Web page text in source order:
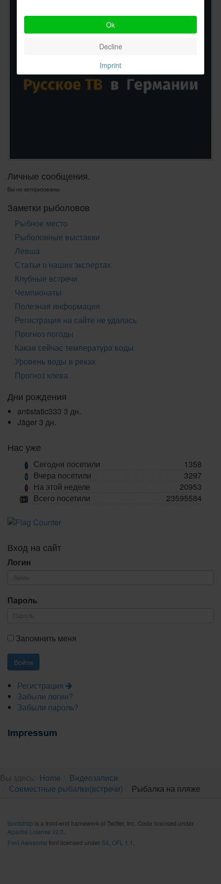
Личные сообщения.
Вы не авторизованы.
Заметки рыболовов
Рыбное место
Рыболовные выставки
Левша
Статьи о наших экспертах
Клубные встречи
Чемпионаты
Полезная информация
Регистрация на сайте не удалась
Прогноз погоды
Какая сейчас температура воды
Уровень воды в реках
Прогноз клева
Дни рождения
antistatic333 3 дн.
Jäger 3 дн.
Нас уже
Сегодня посетили
1358
Вчера посетили
3297
На этой неделе
20953
Всего посетили
23595584
Вход на сайт
Логин
Пароль
Запомнить меня
Регистрация
Забыли логин?
Забыли пароль?
Home
Видеозаписи
Совместные рыбалки(встречи)
Рыбалка на пляже
Bootstrap is a front-end framework of Twitter, Inc. Code licensed under
Apache License v2.0
Font Awesome font licensed under SIL OFL 1.1
Ok
Decline
Imprint